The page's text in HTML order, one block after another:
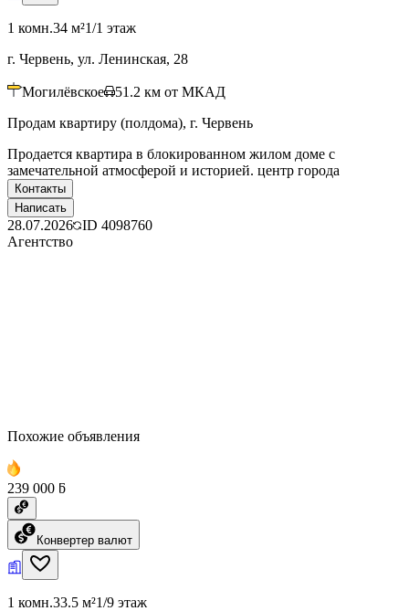
1 комн.34 м²1/1 этаж
г. Червень, ул. Ленинская, 28
Могилёвское 51.2 км от МКАД
Продам квартиру (полдома), г. Червень
Продается квартира в блокированном жилом доме с
замечательной атмосферой и историей. центр города
Контакты
Написать
28.07.2026 ID 4098760
Агентство
Похожие объявления
239 000 ƃ
Конвертер валют
1 комн.33.5 м²1/9 этаж